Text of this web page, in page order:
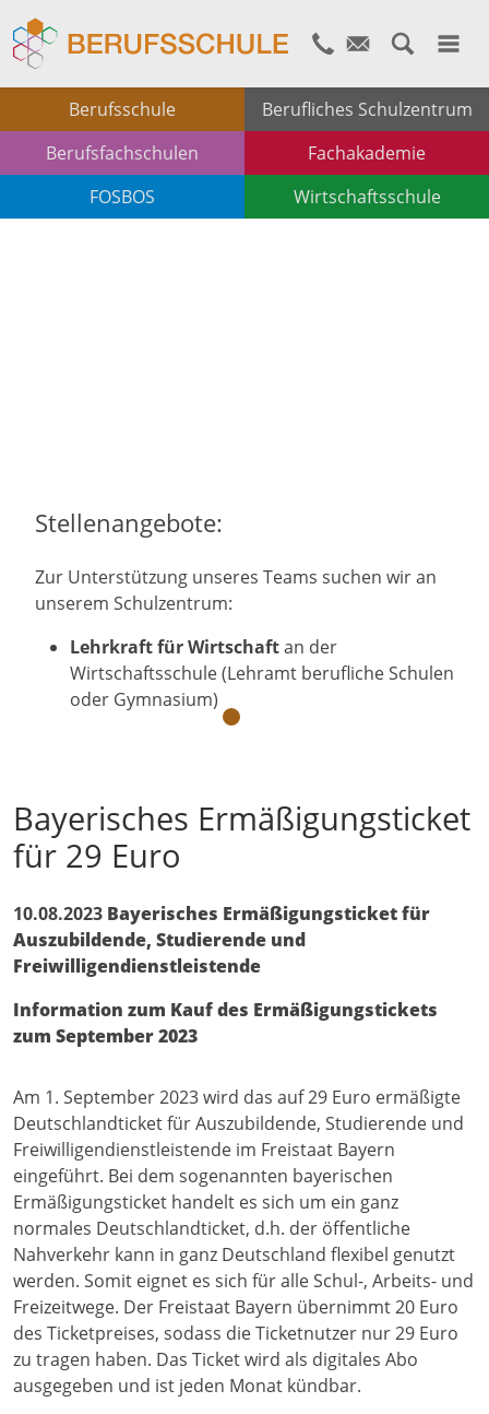
Berufsschule
Berufliches Schulzentrum
Berufsfachschulen
Fachakademie
FOSBOS
Wirtschaftsschule
Stellenangebote:
Zur Unterstützung unseres Teams suchen wir an
unserem Schulzentrum:
Lehrkraft für Wirtschaftan der
Wirtschaftsschule (Lehramt berufliche Schulen
oder Gymnasium)
Bayerisches Ermäßigungsticket
für 29 Euro
10.08.2023 Bayerisches Ermäßigungsticket für
Auszubildende, Studierende und
Freiwilligendienstleistende
Information zum Kauf des Ermäßigungstickets
zum September 2023
Am 1. September 2023 wird das auf 29 Euro ermäßigte
Deutschlandticket für Auszubildende, Studierende und
Freiwilligendienstleistende im Freistaat Bayern
eingeführt. Bei dem sogenannten bayerischen
Ermäßigungsticket handelt es sich um ein ganz
normales Deutschlandticket, d.h. der öffentliche
Nahverkehr kann in ganz Deutschland flexibel genutzt
werden. Somit eignet es sich für alle Schul-, Arbeits- und
Freizeitwege. Der Freistaat Bayern übernimmt 20 Euro
des Ticketpreises, sodass die Ticketnutzer nur 29 Euro
zu tragen haben. Das Ticket wird als digitales Abo
ausgegeben und ist jeden Monat kündbar.